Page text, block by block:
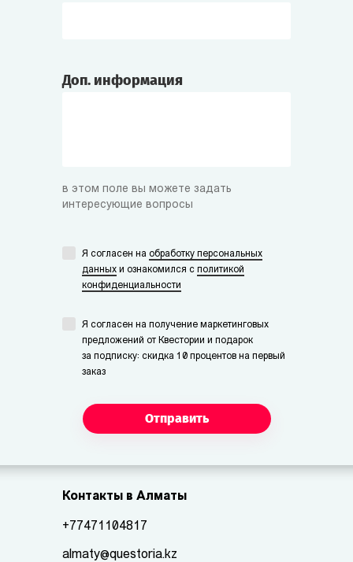
Доп. информация
в этом поле вы можете задать
интересующие вопросы
Я согласен на обработку персональных
данных и ознакомился с политикой
конфиденциальности
Я согласен на получение маркетинговых
предложений от Квестории и подарок
за подписку: скидка 10 процентов на первый
заказ
Отправить
Контакты в Алматы
+77471104817
almaty@questoria.kz